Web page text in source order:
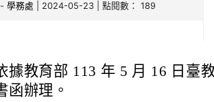
-學務處 | 2024-05-23 | 點閱數： 189
據教育部 113 年 5 月 16 日臺
函辦理。